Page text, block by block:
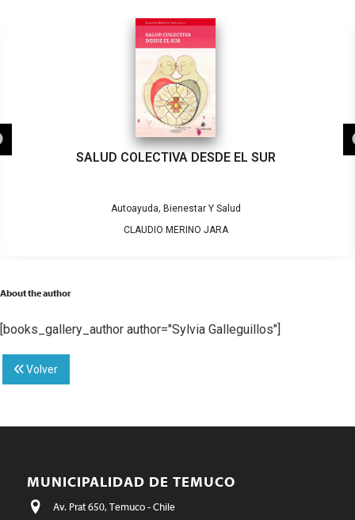
SALUD COLECTIVA DESDE EL SUR
Autoayuda, Bienestar Y Salud
CLAUDIO MERINO JARA
About the author
[books_gallery_author author="Sylvia Galleguillos"]
Volver
MUNICIPALIDAD DE TEMUCO
Av. Prat 650, Temuco - Chile